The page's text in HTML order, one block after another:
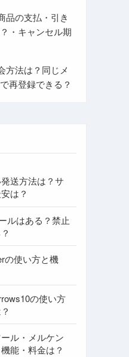
品の支払・引き
・キャンセル期
方法は？同じメ
再登録できる？
送方法は？サ
は？
ルはある？禁止
の使い方と機
の使い方
ル・メルケン
能・料金は？